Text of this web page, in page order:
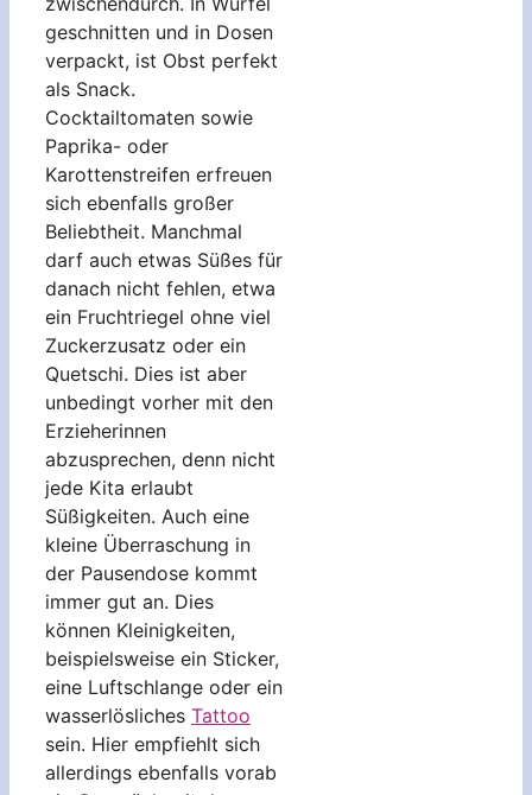
geschnitten und in Dosen
verpackt, ist Obst perfekt
als Snack.
Cocktailtomaten sowie
Paprika- oder
Karottenstreifen erfreuen
sich ebenfalls großer
Beliebtheit. Manchmal
darf auch etwas Süßes für
danach nicht fehlen, etwa
ein Fruchtriegel ohne viel
Zuckerzusatz oder ein
Quetschi. Dies ist aber
unbedingt vorher mit den
Erzieherinnen
abzusprechen, denn nicht
jede Kita erlaubt
Süßigkeiten. Auch eine
kleine Überraschung in
der Pausendose kommt
immer gut an. Dies
können Kleinigkeiten,
beispielsweise ein Sticker,
eine Luftschlange oder ein
wasserlösliches Tattoo
sein. Hier empfiehlt sich
allerdings ebenfalls vorab